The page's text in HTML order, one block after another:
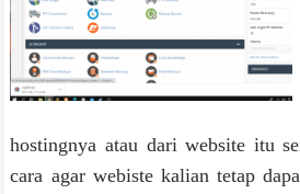
hostingnya atau dari website itu
cara agar webiste kalian tetap